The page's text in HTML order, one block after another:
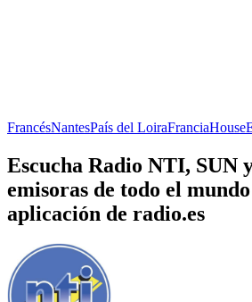
FrancésNantesPaís del LoiraFranciaHouse
Escucha Radio NTI, SUN
emisoras de todo el
aplicación de radio.es